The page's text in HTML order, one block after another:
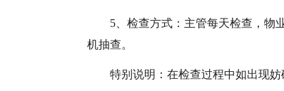
5、检查方式：主管每天检查，物
机抽查。
特别说明：在检查过程中如出现